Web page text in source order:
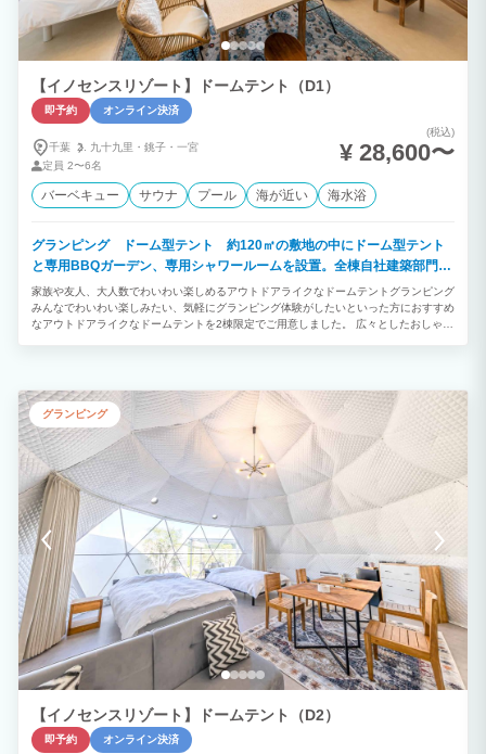
【イノセンスリゾート】ドームテント（D1）
即予約 オンライン決済
千葉 九十九里・ 銚子・ 一宮
定員 2〜6名
(税込)
¥ 28,600〜
バーベキュー サウナ プール 海が近い 海水浴
グランピング ドーム型テント 約120㎡の敷地の中にドーム型テント
と専用BBQガーデン、専用シャワールームを設置。全棟自社建築部門で
デザイン建築されたお洒落なお部屋です。
家族や友人、大人数でわいわい楽しめるアウトドアライクなドームテントグランピング
みんなでわいわい楽しみたい、気軽にグランピング体験がしたいといった方におすすめ
なアウトドアライクなドームテントを2棟限定でご用意しました。 広々としたおしゃれ
グランピング
【イノセンスリゾート】ドームテント（D2）
即予約 オンライン決済